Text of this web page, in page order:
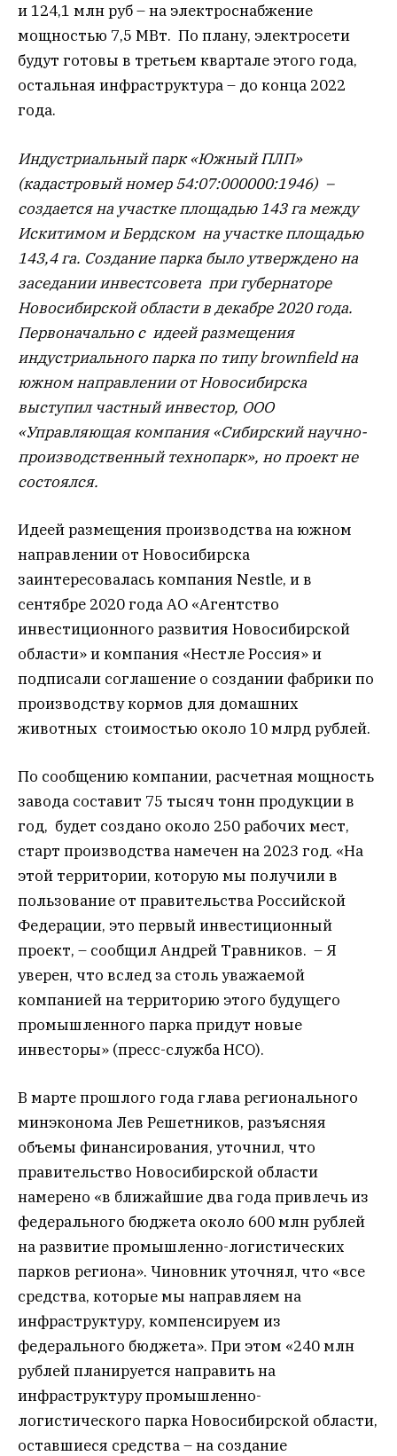
и 124,1 млн руб – на электроснабжение
мощностью 7,5 МВт. По плану, электросети
будут готовы в третьем квартале этого года,
остальная инфраструктура – до конца 2022
года.
Индустриальный парк «Южный ПЛП»
(кадастровый номер 54:07:000000:1946) –
создается на участке площадью 143 га между
Искитимом и Бердском на участке площадью
143,4 га. Создание парка было утверждено на
заседании инвестсовета при губернаторе
Новосибирской области в декабре 2020 года.
Первоначально с идеей размещения
индустриального парка по типу brownfield на
южном направлении от Новосибирска
выступил частный инвестор, ООО
«Управляющая компания «Сибирский научно-
производственный технопарк», но проект не
состоялся.
Идеей размещения производства на южном
направлении от Новосибирска
заинтересовалась компания Nestle, и в
сентябре 2020 года АО «Агентство
инвестиционного развития Новосибирской
области» и компания «Нестле Россия» и
подписали соглашение о создании фабрики по
производству кормов для домашних
животных стоимостью около 10 млрд рублей.
По сообщению компании, расчетная мощность
завода составит 75 тысяч тонн продукции в
год, будет создано около 250 рабочих мест,
старт производства намечен на 2023 год. «На
этой территории, которую мы получили в
пользование от правительства Российской
Федерации, это первый инвестиционный
проект, – сообщил Андрей Травников. – Я
уверен, что вслед за столь уважаемой
компанией на территорию этого будущего
промышленного парка придут новые
инвесторы» (пресс-служба НСО).
В марте прошлого года глава регионального
минэконома Лев Решетников, разъясняя
объемы финансирования, уточнил, что
правительство Новосибирской области
намерено «в ближайшие два года привлечь из
федерального бюджета около 600 млн рублей
на развитие промышленно-логистических
парков региона». Чиновник уточнял, что «все
средства, которые мы направляем на
инфраструктуру, компенсируем из
федерального бюджета». При этом «240 млн
рублей планируется направить на
инфраструктуру промышленно-
логистического парка Новосибирской области,
оставшиеся средства – на создание